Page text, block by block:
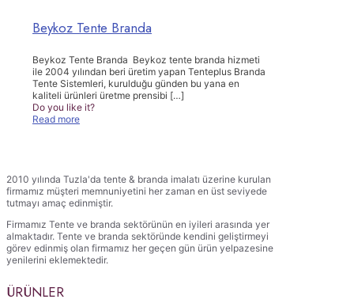
Beykoz Tente Branda
Beykoz Tente Branda Beykoz tente branda hizmeti
ile 2004 yılından beri üretim yapan Tenteplus Branda
Tente Sistemleri, kurulduğu günden bu yana en
kaliteli ürünleri üretme prensibi […]
Do you like it?
Read more
2010 yılında Tuzla'da tente & branda imalatı üzerine kurulan
firmamız müşteri memnuniyetini her zaman en üst seviyede
tutmayı amaç edinmiştir.
Firmamız Tente ve branda sektörünün en iyileri arasında yer
almaktadır. Tente ve branda sektöründe kendini geliştirmeyi
görev edinmiş olan firmamız her geçen gün ürün yelpazesine
yenilerini eklemektedir.
ÜRÜNLER